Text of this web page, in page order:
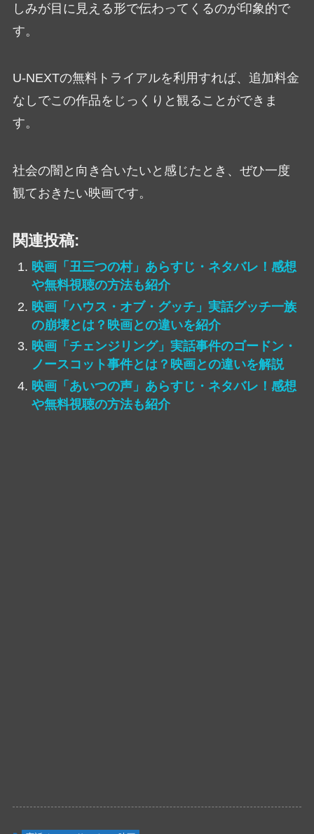
しみが目に見える形で伝わってくるのが印象的で
す。
U-NEXTの無料トライアルを利用すれば、追加料金
なしでこの作品をじっくりと観ることができま
す。
社会の闇と向き合いたいと感じたとき、ぜひ一度
観ておきたい映画です。
関連投稿:
映画「丑三つの村」あらすじ・ネタバレ！感想
や無料視聴の方法も紹介
映画「ハウス・オブ・グッチ」実話グッチ一族
の崩壊とは？映画との違いを紹介
映画「チェンジリング」実話事件のゴードン・
ノースコット事件とは？映画との違いを解説
映画「あいつの声」あらすじ・ネタバレ！感想
や無料視聴の方法も紹介